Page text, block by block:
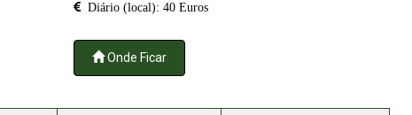
Diário (local): 40 Euros
Onde Ficar